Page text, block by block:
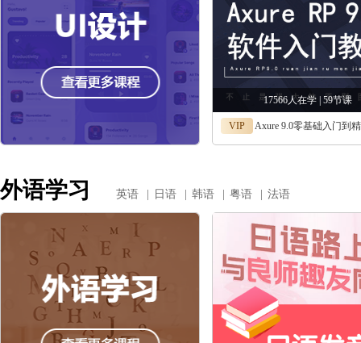
17566人在学 | 59节课
VIP Axure 9.0零基础入门到精通视频课，pm产品经理元件库
外语学习 英语 日语 韩语 粤语 法语